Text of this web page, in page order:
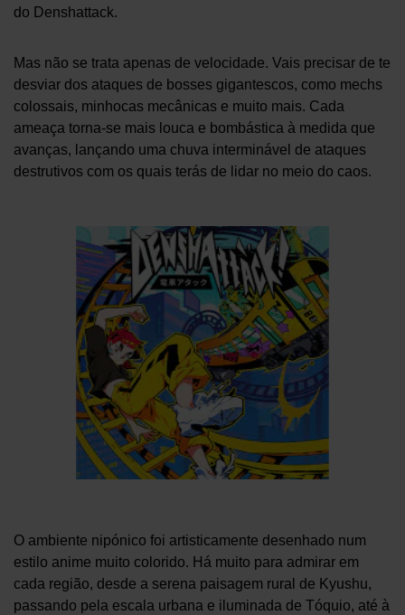
do Denshattack.
Mas não se trata apenas de velocidade. Vais precisar de te
desviar dos ataques de bosses gigantescos, como mechs
colossais, minhocas mecânicas e muito mais. Cada
ameaça torna-se mais louca e bombástica à medida que
avanças, lançando uma chuva interminável de ataques
destrutivos com os quais terás de lidar no meio do caos.
O ambiente nipónico foi artisticamente desenhado num
estilo anime muito colorido. Há muito para admirar em
cada região, desde a serena paisagem rural de Kyushu,
passando pela escala urbana e iluminada de Tóquio, até à